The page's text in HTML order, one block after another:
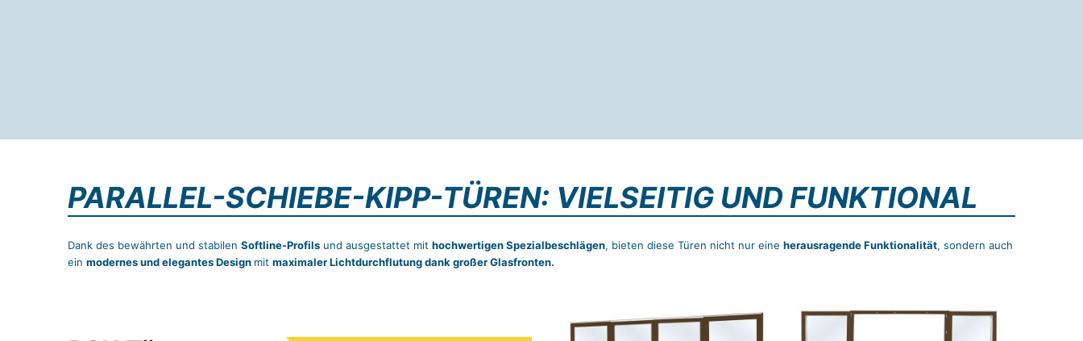
PARALLEL-SCHIEBE-KIPP-TÜREN: VIELSEITIG UND FUNKTIONAL
Dank des bewährten und stabilen Softline-Profils und ausgestattet mit hochwertigen Spezialbeschlägen, bieten diese Türen nicht nur eine herausragende Funktionalität, sondern auch
ein modernes und elegantes Design mit maximaler Lichtdurchflutung dank großer Glasfronten.